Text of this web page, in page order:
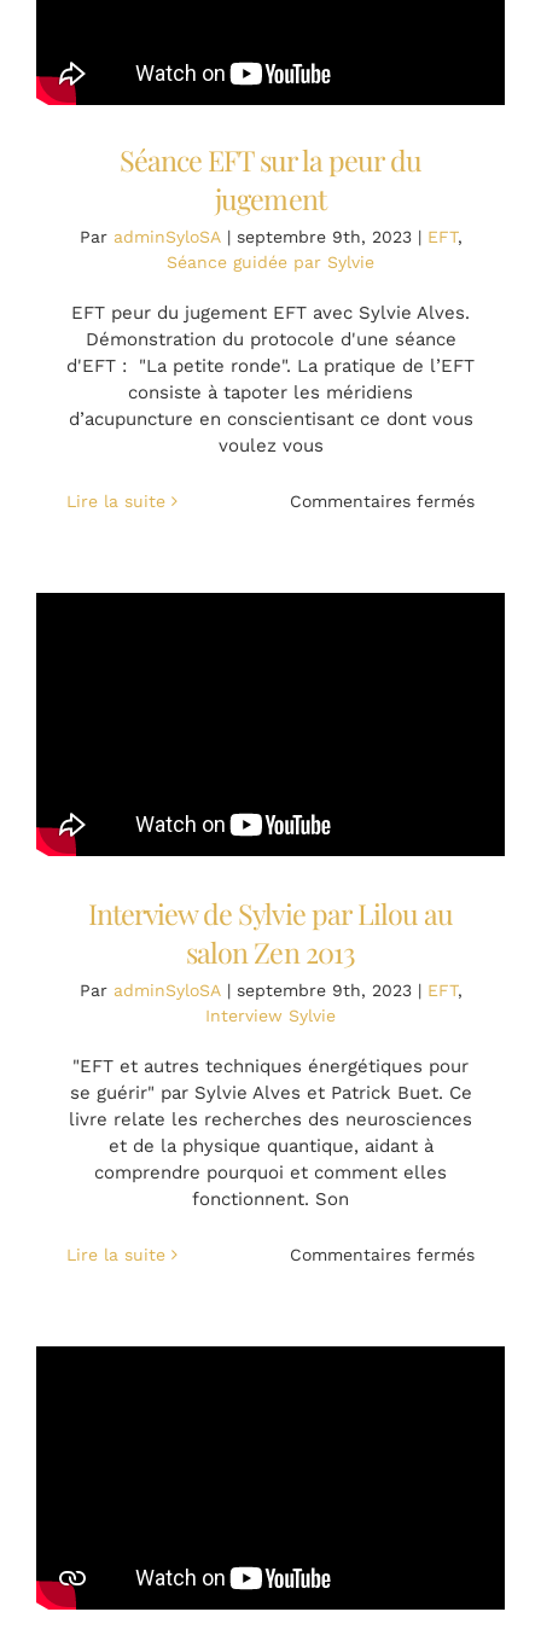
Séance EFT sur la peur du
jugement
Par adminSyloSA | septembre 9th, 2023 | EFT,
Séance guidée par Sylvie
EFT peur du jugement EFT avec Sylvie Alves.
Démonstration du protocole d'une séance
d'EFT : "La petite ronde". La pratique de l’EFT
consiste à tapoter les méridiens
d’acupuncture en conscientisant ce dont vous
voulez vous
Lire la suite Commentaires ferméssur
Interview de Sylvie par Lilou au
salon Zen 2013
Par adminSyloSA | septembre 9th, 2023 | EFT,
Interview Sylvie
"EFT et autres techniques énergétiques pour
se guérir" par Sylvie Alves et Patrick Buet. Ce
livre relate les recherches des neurosciences
et de la physique quantique, aidant à
comprendre pourquoi et comment elles
fonctionnent. Son
Lire la suite Commentaires ferméssur